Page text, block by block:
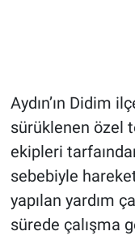
Aydın’ın Didim
sürüklenen özel
ekipleri
sebebiyle
yapılan yardım
sürede çalışma